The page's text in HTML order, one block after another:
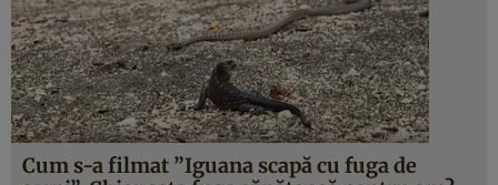
Cum s-a filmat ”Iguana scapă cu fuga de